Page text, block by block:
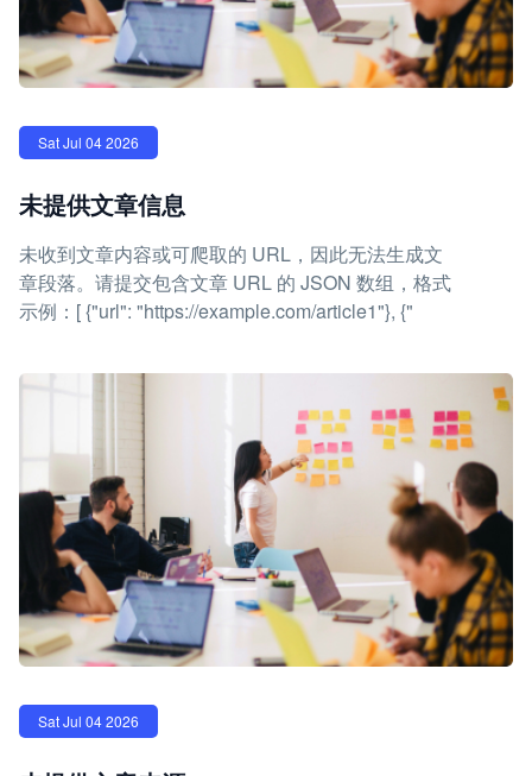
Sat Jul 04 2026
未提供文章信息
未收到文章内容或可爬取的 URL，因此无法生成文
章段落。请提交包含文章 URL 的 JSON 数组，格式
示例：[ {"url": "https://example.com/article1"}, {"
Sat Jul 04 2026